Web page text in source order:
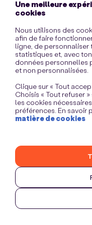
Une meilleure
cookies
Nous utilisons des
afin de faire
ligne, de
statistiques et, avec
données personnelles
et non personnalisées.
Clique sur « Tout
Choisis « Tout refuser
les cookies
préférences. En savoir
matière de cookies